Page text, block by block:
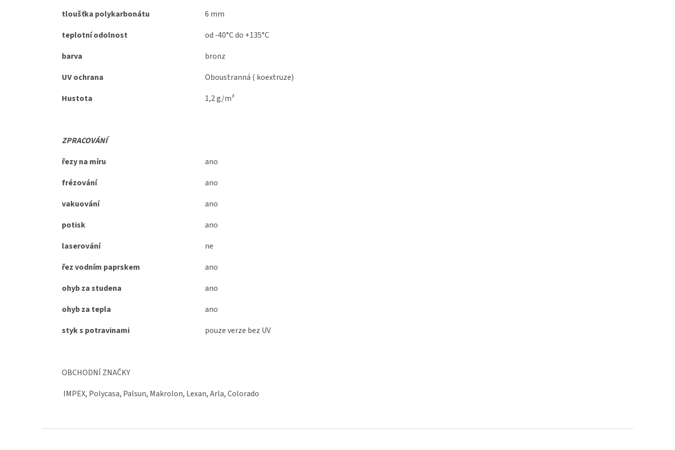
tloušťka polykarbonátu
6 mm
teplotní odolnost
od -40°C do +135°C
barva
bronz
UV ochrana
Oboustranná ( koextruze)
Hustota
1,2 g/m³
ZPRACOVÁNÍ
řezy na míru
ano
frézování
ano
vakuování
ano
potisk
ano
laserování
ne
řez vodním paprskem
ano
ohyb za studena
ano
ohyb za tepla
ano
styk s potravinami
pouze verze bez UV
OBCHODNÍ ZNAČKY
IMPEX, Polycasa, Palsun, Makrolon, Lexan, Arla, Colorado